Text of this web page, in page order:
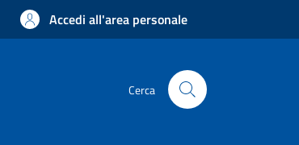
Accedi all'area personale
Cerca